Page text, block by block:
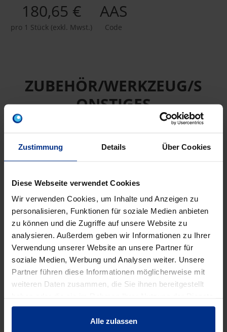
Zustimmung Details Über Cookies
Diese Webseite verwendet Cookies
Wir verwenden Cookies, um Inhalte und Anzeigen zu
personalisieren, Funktionen für soziale Medien anbieten
zu können und die Zugriffe auf unsere Website zu
analysieren. Außerdem geben wir Informationen zu Ihrer
Verwendung unserer Website an unsere Partner für
soziale Medien, Werbung und Analysen weiter. Unsere
Partner führen diese Informationen möglicherweise mit
weiteren Daten zusammen, die Sie ihnen bereitgestellt
gesammelt haben.
Alle zulassen
180,65 €
pro 1 Stück (exkl. Mwst.)
AAS
Code
ZUBEHÖR/WERKZEUG/S
ONSTIGES
SCHM16/110RF
Mutternschrauben
16/110 rostfrei
BSCH16RF
Beilagscheibe 16
rostfrei
EIGENSCHAFTEN